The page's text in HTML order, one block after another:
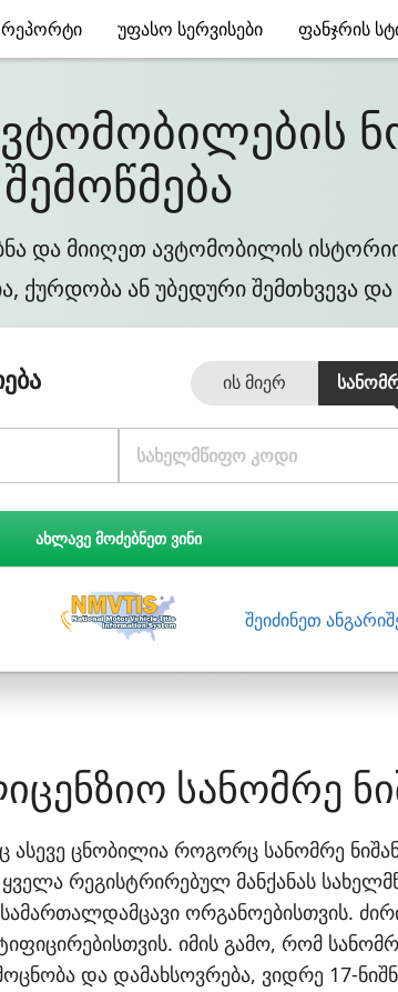
ᲠᲔᲞᲝᲠᲢᲘ ᲣᲤᲐᲡᲝ ᲡᲔᲠᲕᲘᲡᲔᲑᲘ ᲤᲐᲜᲯᲠᲘᲡ
შემოწმება
და მიიღეთ ავტომობილის
ქურდობა ან უბედური შემთხვევა და
Ის Მიერ
ᲐᲮᲚᲐᲕᲔ ᲛᲝᲫᲔᲑᲜᲔᲗ ᲕᲘᲜᲘ
შეიძინეთ
სანომრე
ცნობილია როგორც სანომრე
რეგისტრირებულ მანქანას
ორგანოებისთვის.
იმის გამო, რომ
და დამახსოვრება, ვიდრე 17-